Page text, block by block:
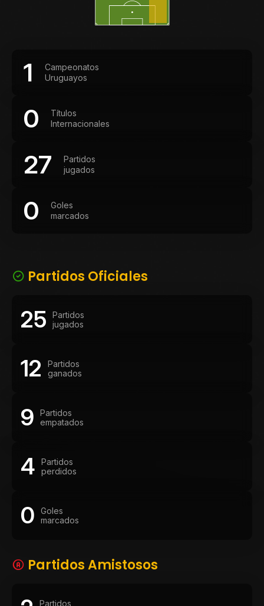
1
Campeonatos
Uruguayos
0
Títulos
Internacionales
27
Partidos
jugados
0
Goles
marcados
Partidos Oficiales
25
Partidos
jugados
12
Partidos
ganados
9
Partidos
empatados
4
Partidos
perdidos
0
Goles
marcados
Partidos Amistosos
Partidos